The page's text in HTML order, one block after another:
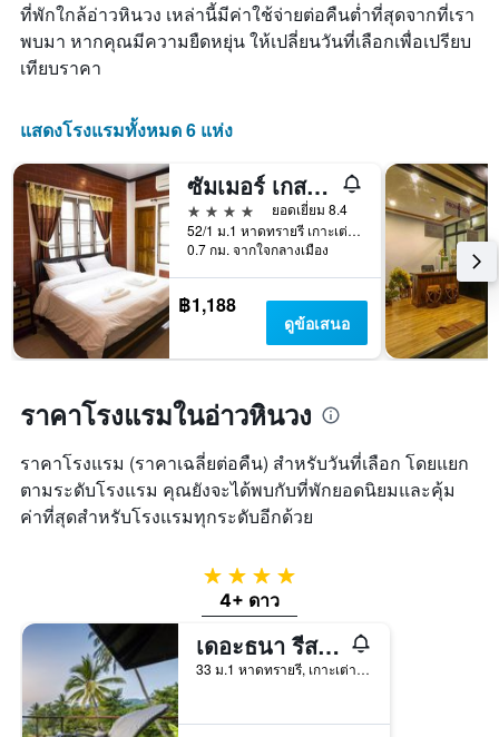
ที่พักใกล้อ่าวหินวง เหล่านี้มีค่าใช้จ่ายต่อคืนต่ำที่สุดจากที่เรา
พบมา หากคุณมีความยืดหยุ่น ให้เปลี่ยนวันที่เลือกเพื่อเปรียบ
เทียบราคา
แสดงโรงแรมทั้งหมด 6 แห่ง
ซัมเมอร์ เกสต์เฮาส์ แอนด์ โฮสเทล
4 ดาว
ยอดเยี่ยม 8.4
52/1 ม.1 หาดทรายรี เกาะเต่า, เกาะเต่า, ประเทศไทย
0.7 กม. จากใจกลางเมือง
฿1,188
ดูข้อเสนอ
ราคาโรงแรมในอ่าวหินวง
ราคาโรงแรม (ราคาเฉลี่ยต่อคืน) สำหรับวันที่เลือก โดยแยก
ตามระดับโรงแรม คุณยังจะได้พบกับที่พักยอดนิยมและคุ้ม
ค่าที่สุดสำหรับโรงแรมทุกระดับอีกด้วย
4 ดาว
4+ ดาว
เดอะธนา รีสอร์ต เกาะเต่า
33 ม.1 หาดทรายรี, เกาะเต่า, ประเทศไทย